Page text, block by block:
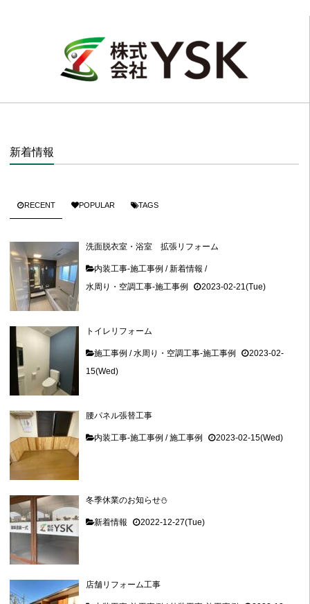
新着情報
RECENT POPULAR TAGS
洗面脱衣室・浴室 拡張リフォーム
内装工事-施工事例 /新着情報 /
水周り・空調工事-施工事例
2023-02-21(Tue)
トイレリフォーム
施工事例 /水周り・空調工事-施工事例
2023-02-
15(Wed)
腰パネル張替工事
内装工事-施工事例 /施工事例 2023-02-15(Wed)
冬季休業のお知らせ⛄
新着情報 2022-12-27(Tue)
店舗リフォーム工事